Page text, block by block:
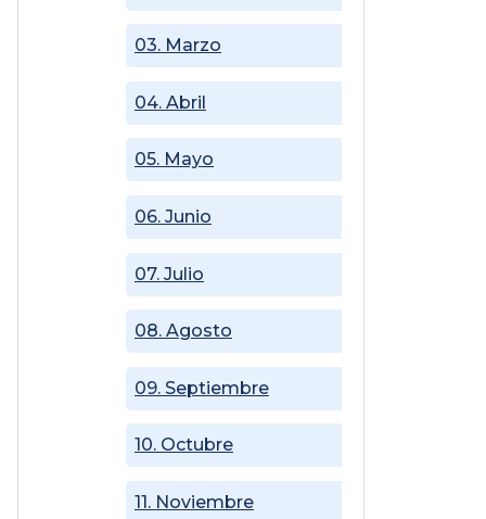
03. Marzo
04. Abril
05. Mayo
06. Junio
07. Julio
08. Agosto
09. Septiembre
10. Octubre
11. Noviembre